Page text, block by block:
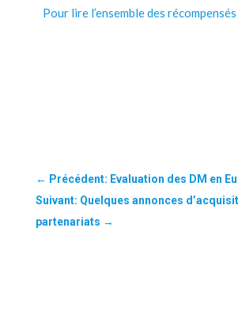
Pour lire l’ensemble des récompensés
← Précédent: Evaluation des DM en
Suivant: Quelques annonces
partenariats →